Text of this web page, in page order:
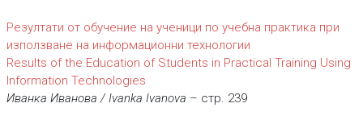
Резултати от обучение на ученици по учебна практика при
използване на информационни технологии
Results of the Education of Students in Practical Training Using
Information Technologies
Иванка Иванова / Ivanka Ivanova – стр. 239